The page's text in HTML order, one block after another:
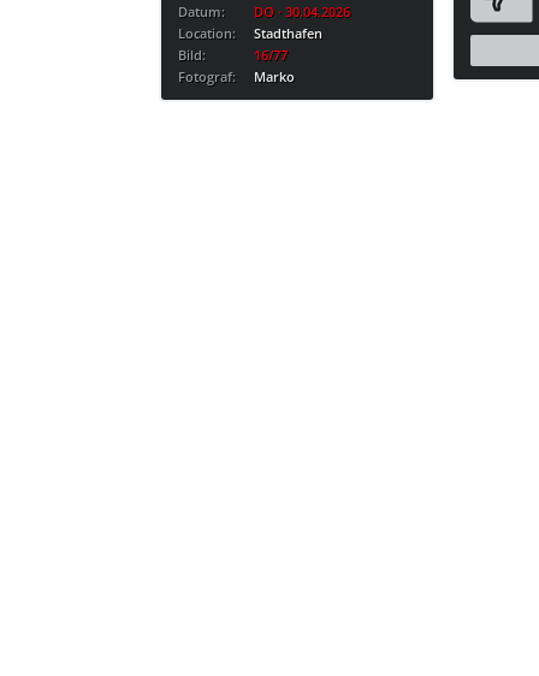
Datum:
DO · 30.04.2026
Location:
Stadthafen
Bild:
16/77
Fotograf:
Marko